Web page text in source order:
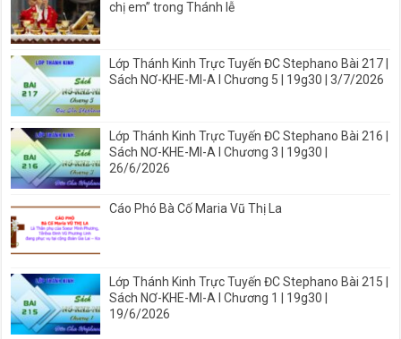
chị em” trong Thánh lễ
Lớp Thánh Kinh Trực Tuyến ĐC Stephano Bài 217 |
Sách NƠ-KHE-MI-A I Chương 5 | 19g30 | 3/7/2026
Lớp Thánh Kinh Trực Tuyến ĐC Stephano Bài 216 |
Sách NƠ-KHE-MI-A I Chương 3 | 19g30 |
26/6/2026
Cáo Phó Bà Cố Maria Vũ Thị La
Lớp Thánh Kinh Trực Tuyến ĐC Stephano Bài 215 |
Sách NƠ-KHE-MI-A I Chương 1 | 19g30 |
19/6/2026